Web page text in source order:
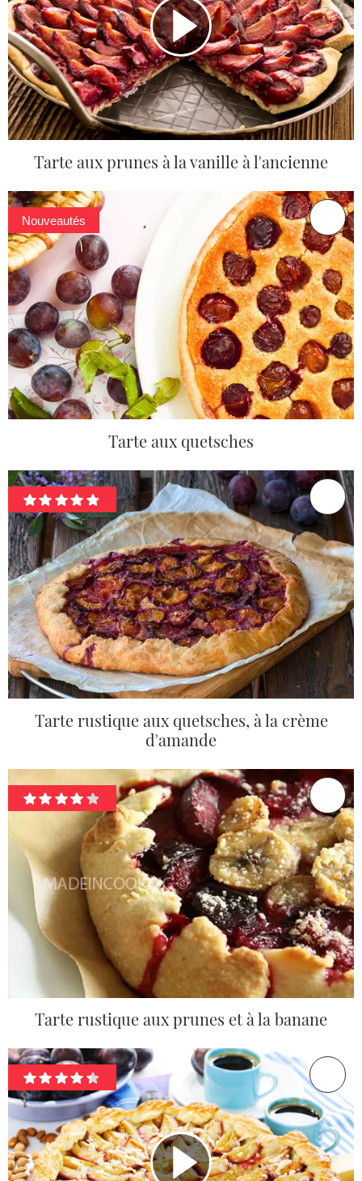
Tarte aux prunes à la vanille à l'ancienne
Nouveautés
Tarte aux quetsches
Tarte rustique aux quetsches, à la crème
d'amande
Tarte rustique aux prunes et à la banane